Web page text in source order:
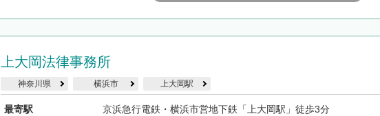
上大岡法律事務所
神奈川県 横浜市 上大岡駅
最寄駅 京浜急行電鉄・横浜市営地下鉄「上大岡駅」徒歩3分